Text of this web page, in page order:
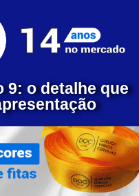
9: o detalhe que